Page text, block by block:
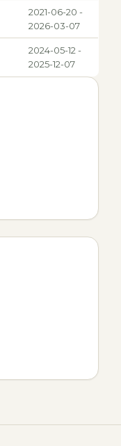
2021-06-20 -
2026-03-07
2024-05-12 -
2025-12-07